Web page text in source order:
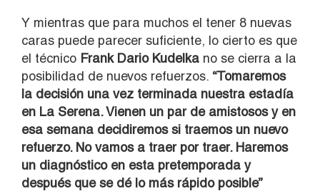
Y mientras que para muchos el tener 8 nuevas
caras puede parecer suficiente, lo cierto es que
el técnico Frank Dario Kudelka no se cierra a la
posibilidad de nuevos refuerzos. “Tomaremos
la decisión una vez terminada nuestra estadía
en La Serena. Vienen un par de amistosos y en
esa semana decidiremos si traemos un nuevo
refuerzo. No vamos a traer por traer. Haremos
un diagnóstico en esta pretemporada y
después que se dé lo más rápido posible”